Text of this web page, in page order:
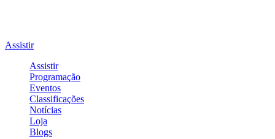
Assistir
Assistir
Programação
Eventos
Classificações
Notícias
Loja
Blogs